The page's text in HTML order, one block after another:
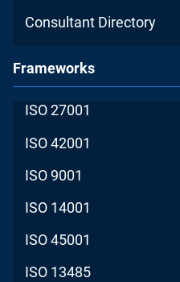
Consultant Directory
Frameworks
ISO 27001
ISO 42001
ISO 9001
ISO 14001
ISO 45001
ISO 13485